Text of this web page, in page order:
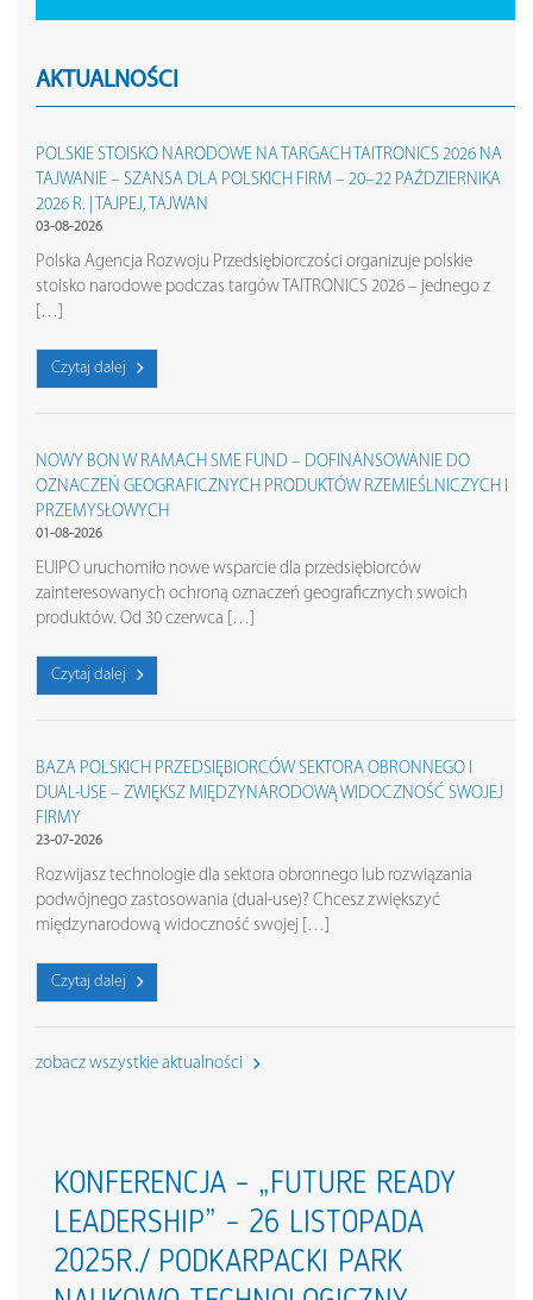
AKTUALNOŚCI
POLSKIE STOISKO NARODOWE NA TARGACH TAITRONICS 2026 NA
TAJWANIE – SZANSA DLA POLSKICH FIRM – 20–22 PAŹDZIERNIKA
2026 R. | TAJPEJ, TAJWAN
03-08-2026
Polska Agencja Rozwoju Przedsiębiorczości organizuje polskie
stoisko narodowe podczas targów TAITRONICS 2026 – jednego z
[…]
Czytaj dalej
NOWY BON W RAMACH SME FUND – DOFINANSOWANIE DO
OZNACZEŃ GEOGRAFICZNYCH PRODUKTÓW RZEMIEŚLNICZYCH I
PRZEMYSŁOWYCH
01-08-2026
EUIPO uruchomiło nowe wsparcie dla przedsiębiorców
zainteresowanych ochroną oznaczeń geograficznych swoich
produktów. Od 30 czerwca […]
Czytaj dalej
BAZA POLSKICH PRZEDSIĘBIORCÓW SEKTORA OBRONNEGO I
DUAL-USE – ZWIĘKSZ MIĘDZYNARODOWĄ WIDOCZNOŚĆ SWOJEJ
FIRMY
23-07-2026
Rozwijasz technologie dla sektora obronnego lub rozwiązania
podwójnego zastosowania (dual-use)? Chcesz zwiększyć
międzynarodową widoczność swojej […]
Czytaj dalej
zobacz wszystkie aktualności
KONFERENCJA – „FUTURE READY
LEADERSHIP” – 26 LISTOPADA
2025R./ PODKARPACKI PARK